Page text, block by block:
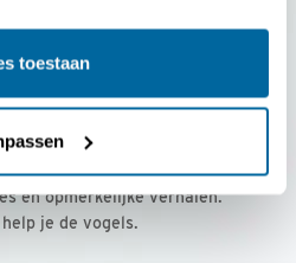
toestaan
voor € 36,00 per jaar
onze leden, met
en opmerkelijke verhalen.
je de vogels.